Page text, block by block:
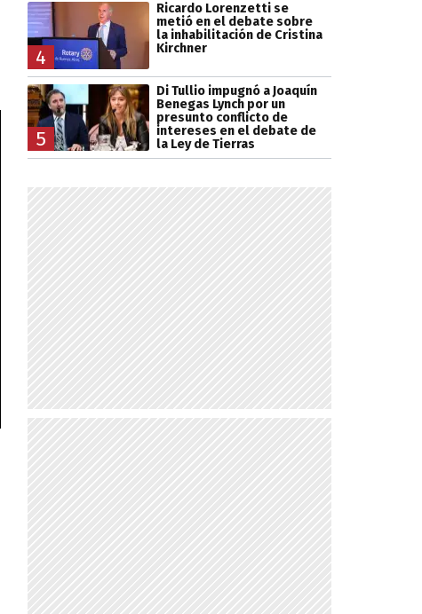
4
Ricardo Lorenzetti se
metió en el debate sobre
la inhabilitación de Cristina
Kirchner
5
Di Tullio impugnó a Joaquín
Benegas Lynch por un
presunto conflicto de
intereses en el debate de
la Ley de Tierras